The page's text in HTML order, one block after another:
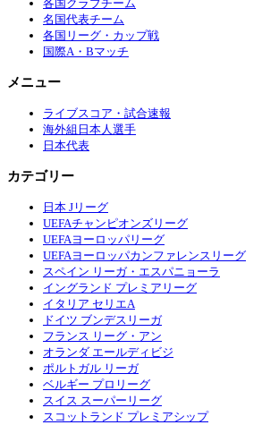
各国クラブチーム
名国代表チーム
各国リーグ・カップ戦
国際A・Bマッチ
メニュー
ライブスコア・試合速報
海外組日本人選手
日本代表
カテゴリー
日本 Jリーグ
UEFAチャンピオンズリーグ
UEFAヨーロッパリーグ
UEFAヨーロッパカンファレンスリーグ
スペイン リーガ・エスパニョーラ
イングランド プレミアリーグ
イタリア セリエA
ドイツ ブンデスリーガ
フランス リーグ・アン
オランダ エールディビジ
ポルトガル リーガ
ベルギー プロリーグ
スイス スーパーリーグ
スコットランド プレミアシップ